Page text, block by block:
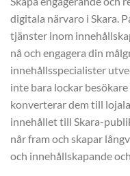
digitala närvaro i Skara.
tjänster inom
nå och engagera din
innehållsspecialister
inte bara lockar
konverterar dem till
innehållet till Skara-
når fram och skapar
och innehållskapande